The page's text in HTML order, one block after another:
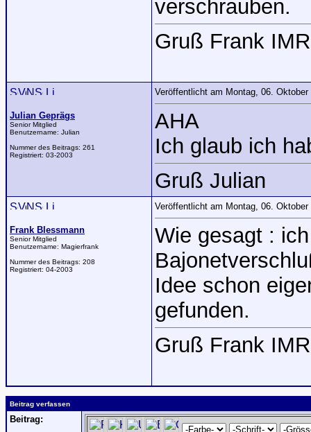
verschrauben.
Gruß Frank
Julian Geprägs
Senior Mitglied
Benutzername: Julian
Nummer des Beitrags: 261
Registriert: 03-2003
Veröffentlicht am Montag, 06.
AHA
Ich glaub ich
Gruß Julian
Frank Blessmann
Senior Mitglied
Benutzername: Magierfrank
Nummer des Beitrags: 208
Registriert: 04-2003
Veröffentlicht am Montag, 06.
Wie gesagt :
Idee schon
gefunden.
Gruß Frank
Beitrag verfassen
Beitrag: